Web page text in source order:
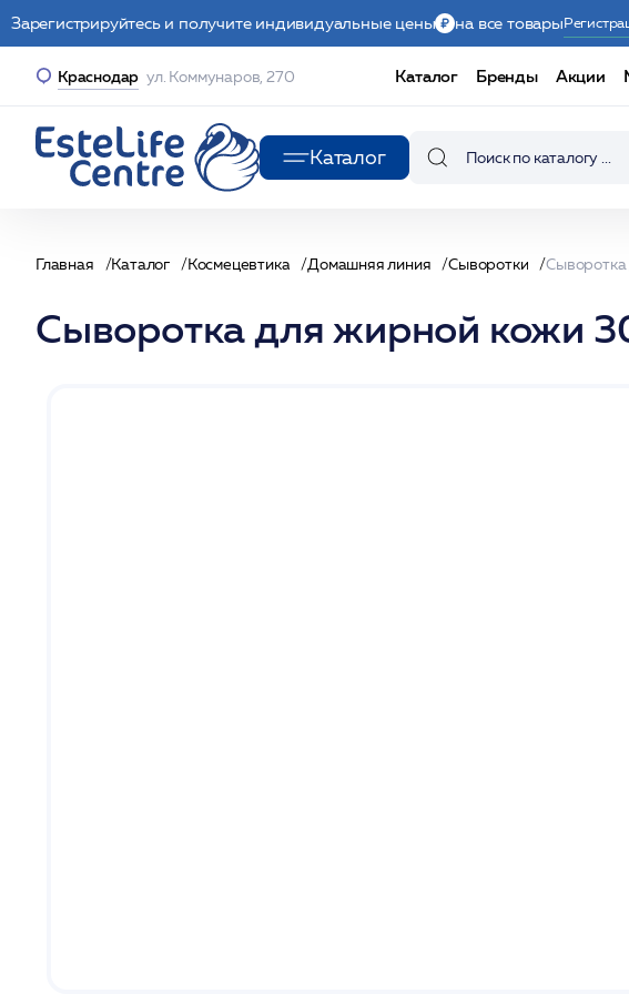
Зарегистрируйтесь и получите индивидуальные цены на все товары
Краснодар ул. Коммунаров, 270 Каталог Бренды Акции
Каталог
Главная Каталог Космецевтика Домашняя линия Сыворотки
Сыворотка для жирной кожи